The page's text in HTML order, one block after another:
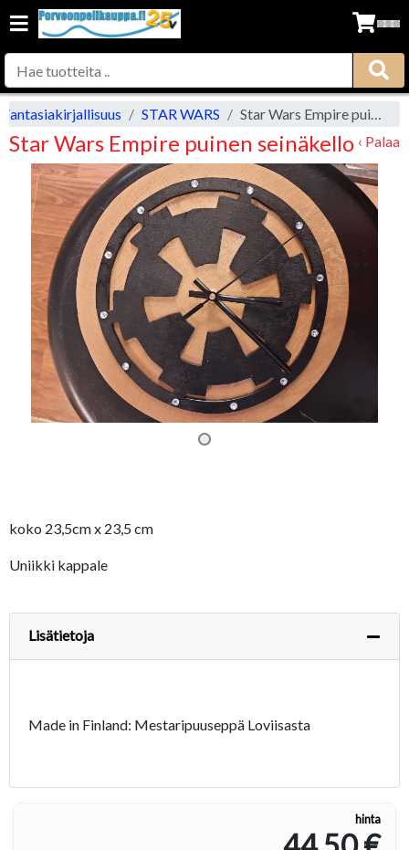
STAR WARS Star Wars Empire puinen seinäkello
Star Wars Empire puinen seinäkello ‹ Palaa
koko 23,5cm x 23,5 cm
Uniikki kappale
Lisätietoja
Made in Finland: Mestaripuuseppä Loviisasta
hinta